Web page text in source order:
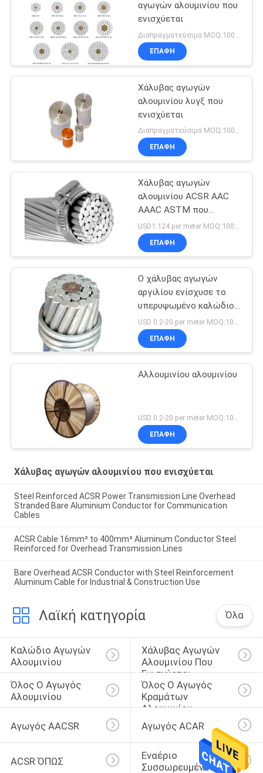
αγωγών αλουμινίου που
ενισχύεται
ΕΠΑΦΉ
Χάλυβας αγωγών
αλουμινίου λυγξ που
ενισχύεται
Διαπραγματεύσιμα MOQ:1000M
ΕΠΑΦΉ
Χάλυβας αγωγών
αλουμινίου ACSR AAC
AAAC ASTM που
ενισχύεται
USD1.124 per meter MOQ:1000M
ΕΠΑΦΉ
Ο χάλυβας αγωγών
αργιλίου ενίσχυσε το
υπερυψωμένο καλώδιο
αγωγών ACSR
ΕΠΑΦΉ
Αλλουμινίου αλουμινίου
ΕΠΑΦΉ
Χάλυβας αγωγών αλουμινίου που ενισχύεται
Steel Reinforced ACSR Power Transmission Line Overhead
Stranded Bare Aluminium Conductor for Communication
Cables
ACSR Cable 16mm² to 400mm² Aluminum Conductor Steel
Reinforced for Overhead Transmission Lines
Bare Overhead ACSR Conductor with Steel Reinforcement
Aluminum Cable for Industrial & Construction Use
Λαϊκή κατηγορία Όλα
Καλώδιο Αγωγών
Αλουμινίου
Χάλυβας Αγωγών
Αλουμινίου Που
Ενισχύεται
Όλος Ο Αγωγός
Αλουμινίου
Όλος Ο Αγωγός
Κραμάτων
Αλουμινίου
Αγωγός AACSR
Αγωγός ACAR
ACSR ΌΠΩΣ
Εναέριο
Συσσωρευμένο